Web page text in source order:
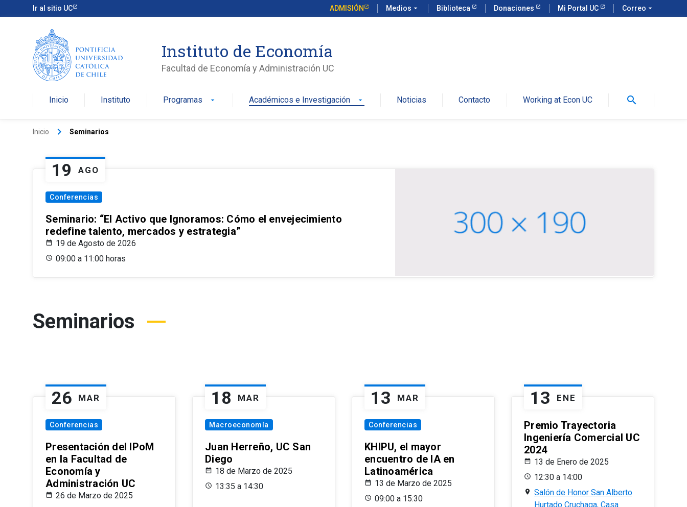
Ir al sitio UC ADMISIÓN Medios arrow_drop_down Biblioteca Donaciones Mi Portal UC Correo arrow_drop_down
Instituto de Economía
Facultad de Economía y Administración UC
Inicio Instituto Programas arrow_drop_down Académicos e Investigación arrow_drop_down Noticias Contacto Working at Econ UC search
Inicio keyboard_arrow_right Seminarios
19 AGO
Conferencias
Seminario: “El Activo que Ignoramos: Cómo el envejecimiento
redefine talento, mercados y estrategia”
19 de Agosto de 2026
09:00 a 11:00 horas
Seminarios
26 MAR
Conferencias
Presentación del IPoM
en la Facultad de
Economía y
Administración UC
26 de Marzo de 2025
18 MAR
Macroeconomía
Juan Herreño, UC San
Diego
18 de Marzo de 2025
13:35 a 14:30
13 MAR
Conferencias
KHIPU, el mayor
encuentro de IA en
Latinoamérica
13 de Marzo de 2025
09:00 a 15:30
13 ENE
Premio Trayectoria
Ingeniería Comercial UC
2024
13 de Enero de 2025
12:30 a 14:00
Salón de Honor San Alberto
Hurtado Cruchaga, Casa